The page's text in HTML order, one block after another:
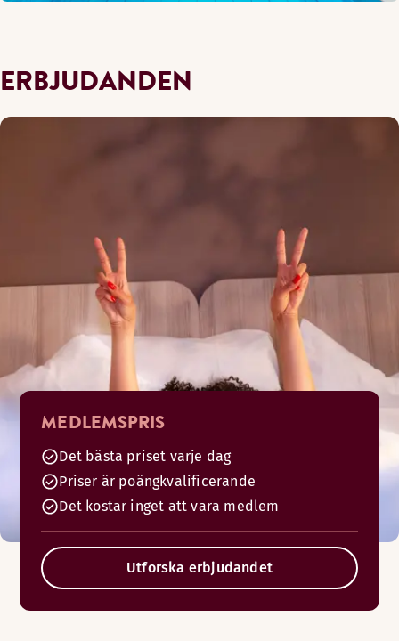
ERBJUDANDEN
MEDLEMSPRIS
Det bästa priset varje dag
Priser är poängkvalificerande
Det kostar inget att vara medlem
Utforska erbjudandet